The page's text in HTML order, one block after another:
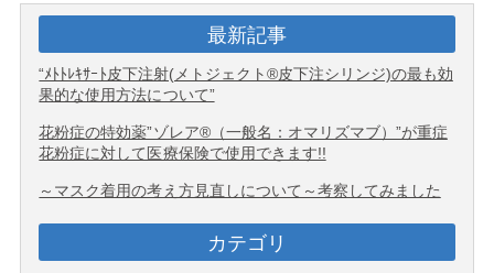
最新記事
“ﾒﾄﾄﾚｷｻｰﾄ皮下注射(メトジェクト®皮下注シリンジ)の最も効
果的な使用方法について”
花粉症の特効薬”ゾレア®（一般名：オマリズマブ）”が重症
花粉症に対して医療保険で使用できます!!
～マスク着用の考え方見直しについて～考察してみました
カテゴリ